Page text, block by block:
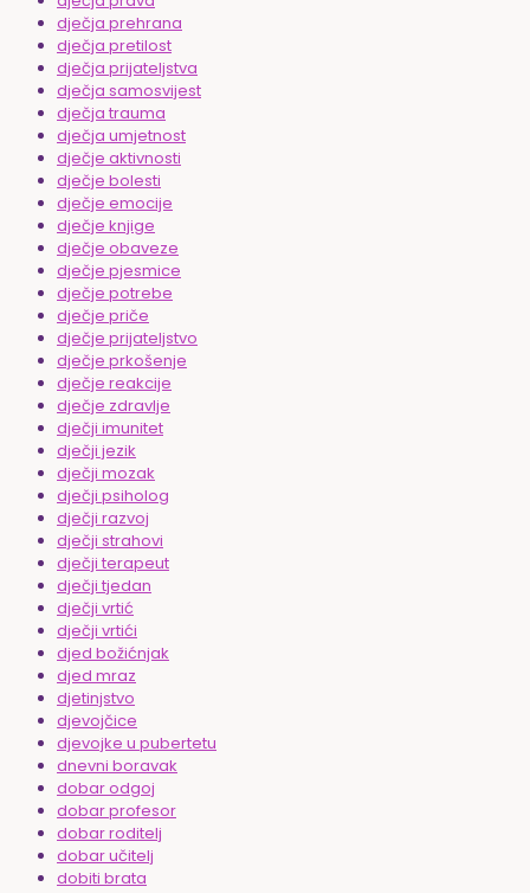
dječja prehrana
dječja pretilost
dječja prijateljstva
dječja samosvijest
dječja trauma
dječja umjetnost
dječje aktivnosti
dječje bolesti
dječje emocije
dječje knjige
dječje obaveze
dječje pjesmice
dječje potrebe
dječje priče
dječje prijateljstvo
dječje prkošenje
dječje reakcije
dječje zdravlje
dječji imunitet
dječji jezik
dječji mozak
dječji psiholog
dječji razvoj
dječji strahovi
dječji terapeut
dječji tjedan
dječji vrtić
dječji vrtići
djed božićnjak
djed mraz
djetinjstvo
djevojčice
djevojke u pubertetu
dnevni boravak
dobar odgoj
dobar profesor
dobar roditelj
dobar učitelj
dobiti brata